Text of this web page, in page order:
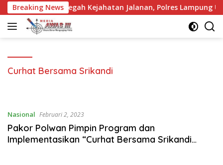
Langsung
ke
konten
Breaking News
Cegah Kejahatan Jalanan, Polres Lampung Utara
Curhat Bersama Srikandi
Nasional Februari 2, 2023
Pakor Polwan Pimpin Program dan
Implementasikan “Curhat Bersama Srikandi